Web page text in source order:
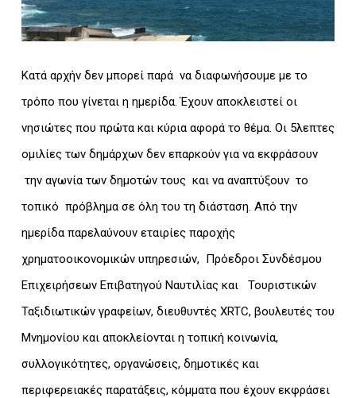
Κατά αρχήν δεν μπορεί παρά να διαφωνήσουμε με το
τρόπο που γίνεται η ημερίδα. Έχουν αποκλειστεί οι
νησιώτες που πρώτα και κύρια αφορά το θέμα. Οι 5λεπτες
ομιλίες των δημάρχων δεν επαρκούν για να εκφράσουν
την αγωνία των δημοτών τους και να αναπτύξουν το
τοπικό πρόβλημα σε όλη του τη διάσταση. Από την
ημερίδα παρελαύνουν εταιρίες παροχής
χρηματοοικονομικών υπηρεσιών, Πρόεδροι Συνδέσμου
Επιχειρήσεων Επιβατηγού Ναυτιλίας και Τουριστικών
Ταξιδιωτικών γραφείων, διευθυντές XRTC, βουλευτές του
Μνημονίου και αποκλείονται η τοπική κοινωνία,
συλλογικότητες, οργανώσεις, δημοτικές και
περιφερειακές παρατάξεις, κόμματα που έχουν εκφράσει